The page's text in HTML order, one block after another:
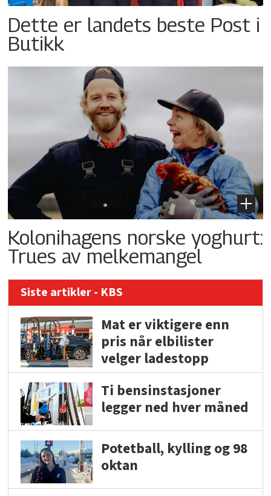
Dette er landets beste Post i
Butikk
Kolonihagens norske yoghurt:
Trues av melkemangel
Siste artikler - KBS
Mat er viktigere enn
pris når elbilister
velger ladestopp
Ti bensinstasjoner
legger ned hver måned
Potetball, kylling og 98
oktan